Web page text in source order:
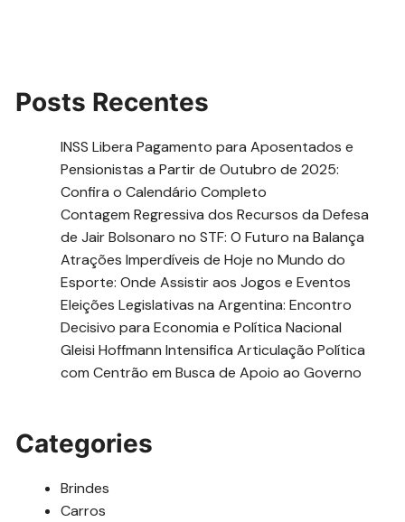
Posts Recentes
INSS Libera Pagamento para Aposentados e
Pensionistas a Partir de Outubro de 2025:
Confira o Calendário Completo
Contagem Regressiva dos Recursos da Defesa
de Jair Bolsonaro no STF: O Futuro na Balança
Atrações Imperdíveis de Hoje no Mundo do
Esporte: Onde Assistir aos Jogos e Eventos
Eleições Legislativas na Argentina: Encontro
Decisivo para Economia e Política Nacional
Gleisi Hoffmann Intensifica Articulação Política
com Centrão em Busca de Apoio ao Governo
Categories
Brindes
Carros